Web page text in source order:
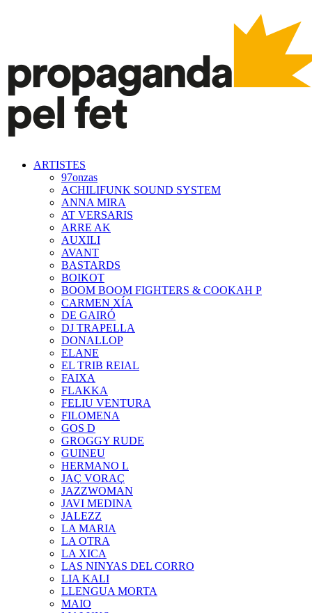
ARTISTES
97onzas
ACHILIFUNK SOUND SYSTEM
ANNA MIRA
AT VERSARIS
ARRE AK
AUXILI
AVANT
BASTARDS
BOIKOT
BOOM BOOM FIGHTERS & COOKAH P
CARMEN XÍA
DE GAIRÓ
DJ TRAPELLA
DONALLOP
ELANE
EL TRIB REIAL
FAIXA
FLAKKA
FELIU VENTURA
FILOMENA
GOS D
GROGGY RUDE
GUINEU
HERMANO L
JAÇ VORAÇ
JAZZWOMAN
JAVI MEDINA
JALEZZ
LA MARIA
LA OTRA
LA XICA
LAS NINYAS DEL CORRO
LIA KALI
LLENGUA MORTA
MAIO